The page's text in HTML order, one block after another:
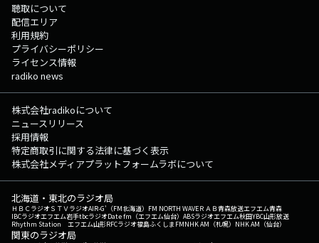
聴取について
配信エリア
利用規約
プライバシーポリシー
ライセンス情報
radiko news
株式会社radikoについて
ニュースリリース
採用情報
特定商取引に関する法律に基づく表示
株式会社メディアプラットフォームラボについて
北海道・東北のラジオ局
ＨＢＣラジオＳＴＶラジオAIR-G'（FM北海道） FM NORTH WAVEＲＡＢ青森放送エフエム青森
IBCラジオエフエム岩手tbcラジオDate fm（エフエム仙台） ABSラジオエフエム秋田YBC山形放送
Rhythm Station エフエム山形RFCラジオ福島ふくしまFMNHK AM（札幌） NHK AM（仙台）
関東のラジオ局